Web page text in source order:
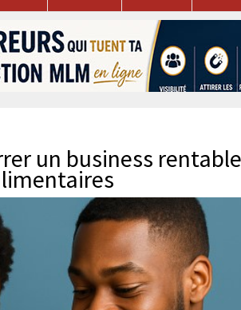
un business